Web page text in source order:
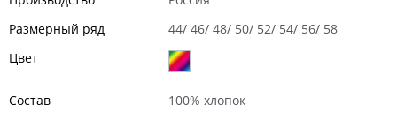
Размерный ряд
44/ 46/ 48/ 50/ 52/ 54/ 56/ 58
Цвет
Состав
100% хлопок